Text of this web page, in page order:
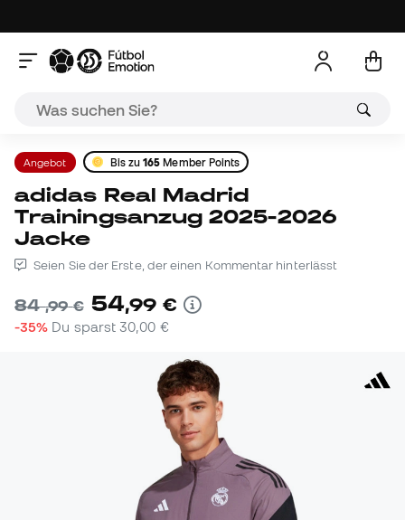
Angebot Bis zu165 Member Points
adidas Real Madrid
Trainingsanzug 2025-2026
Jacke
Seien Sie der Erste, der einen Kommentar hinterlässt
84,99 € 54,99 €
-35% Du sparst30,00 €